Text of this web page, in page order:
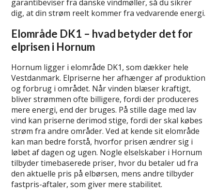
garantibeviser fra danske vindmøller, så du sikrer
dig, at din strøm reelt kommer fra vedvarende energi.
Elområde DK1 – hvad betyder det for
elprisen i Hornum
Hornum ligger i elområde DK1, som dækker hele
Vestdanmark. Elpriserne her afhænger af produktion
og forbrug i området. Når vinden blæser kraftigt,
bliver strømmen ofte billigere, fordi der produceres
mere energi, end der bruges. På stille dage med lav
vind kan priserne derimod stige, fordi der skal købes
strøm fra andre områder. Ved at kende sit elområde
kan man bedre forstå, hvorfor prisen ændrer sig i
løbet af dagen og ugen. Nogle elselskaber i Hornum
tilbyder timebaserede priser, hvor du betaler ud fra
den aktuelle pris på elbørsen, mens andre tilbyder
fastpris-aftaler, som giver mere stabilitet.